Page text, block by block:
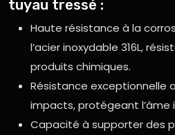
tuyau tressé :
Haute résistance à la
l’acier inoxydable 316L,
produits chimiques.
Résistance exceptionnelle
impacts, protégeant
Capacité à supporter des